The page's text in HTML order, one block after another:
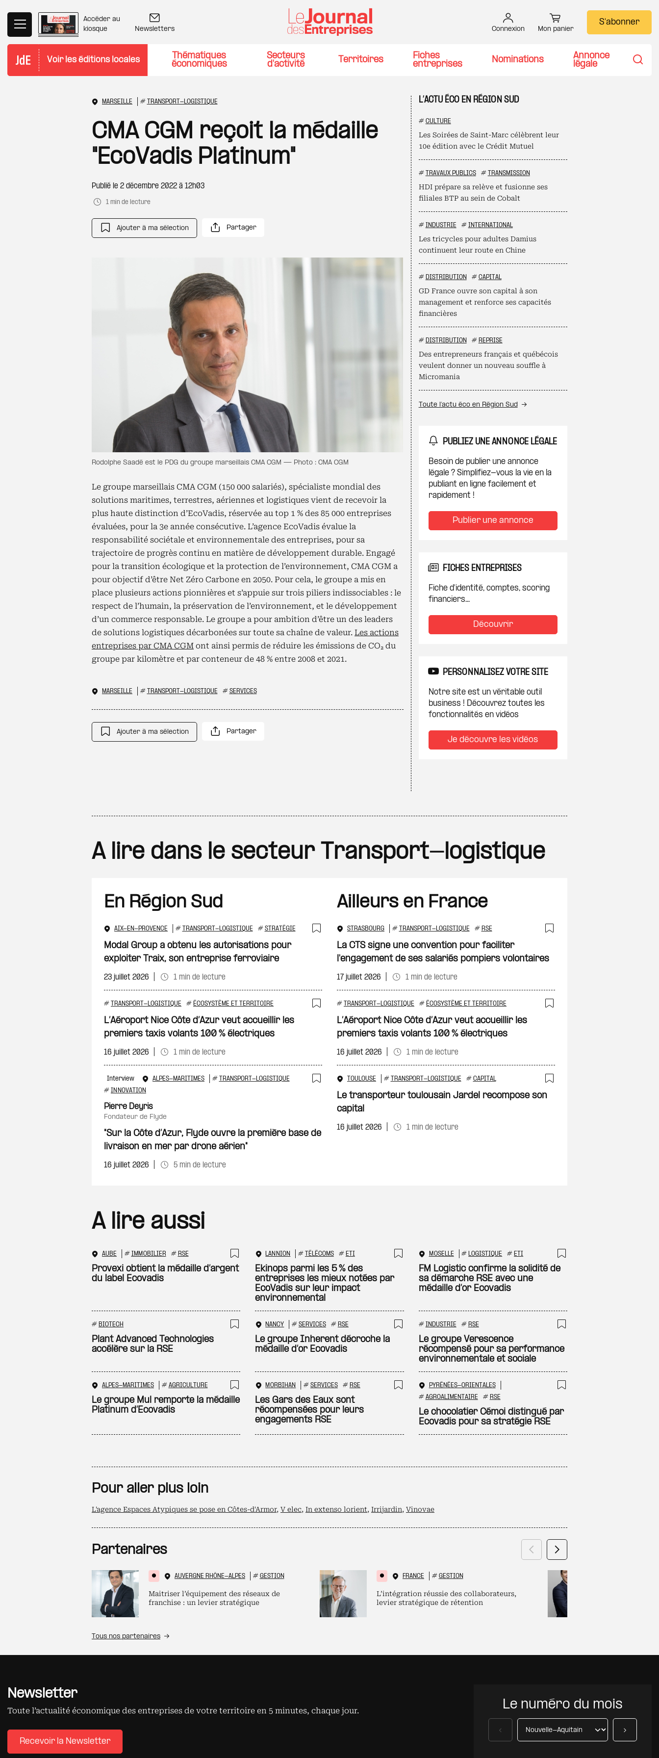
Accéder au
kiosque
Newsletters Connexion Mon panier
S'abonner
Voir les éditions locales
Thématiques
économiques
Secteurs
d'activité
Territoires
Fiches
entreprises
Nominations
Annonce
légale
MARSEILLE # TRANSPORT-LOGISTIQUE
CMA CGM reçoit la médaille
"EcoVadis Platinum"
Publié le 2 décembre 2022 à 12h03
1 min de lecture
Ajouter à ma sélection Partager
Rodolphe Saadé est le PDG du groupe marseillais CMA CGM — Photo : CMA CGM
Le groupe marseillais CMA CGM (150 000 salariés), spécialiste mondial des
solutions maritimes, terrestres, aériennes et logistiques vient de recevoir la
plus haute distinction d’EcoVadis, réservée au top 1 % des 85 000 entreprises
évaluées, pour la 3e année consécutive. L’agence EcoVadis évalue la
responsabilité sociétale et environnementale des entreprises, pour sa
trajectoire de progrès continu en matière de développement durable. Engagé
pour la transition écologique et la protection de l’environnement, CMA CGM a
pour objectif d’être Net Zéro Carbone en 2050. Pour cela, le groupe a mis en
place plusieurs actions pionnières et s’appuie sur trois piliers indissociables : le
respect de l’humain, la préservation de l’environnement, et le développement
d’un commerce responsable. Le groupe a pour ambition d’être un des leaders
de solutions logistiques décarbonées sur toute sa chaîne de valeur. Les actions
entreprises par CMA CGM ont ainsi permis de réduire les émissions de CO₂ du
groupe par kilomètre et par conteneur de 48 % entre 2008 et 2021.
MARSEILLE # TRANSPORT-LOGISTIQUE # SERVICES
Ajouter à ma sélection Partager
L’ACTU ÉCO EN RÉGION SUD
# CULTURE
Les Soirées de Saint-Marc célèbrent leur
10e édition avec le Crédit Mutuel
# TRAVAUX PUBLICS # TRANSMISSION
HDI prépare sa relève et fusionne ses
filiales BTP au sein de Cobalt
# INDUSTRIE # INTERNATIONAL
Les tricycles pour adultes Damius
continuent leur route en Chine
# DISTRIBUTION # CAPITAL
GD France ouvre son capital à son
management et renforce ses capacités
financières
# DISTRIBUTION # REPRISE
Des entrepreneurs français et québécois
veulent donner un nouveau souffle à
Micromania
Toute l’actu éco en Région Sud
PUBLIEZ UNE ANNONCE LÉGALE
Besoin de publier une annonce
légale ? Simplifiez-vous la vie en la
publiant en ligne facilement et
rapidement !
Publier une annonce
FICHES ENTREPRISES
Fiche d'identité, comptes, scoring
financiers...
Découvrir
PERSONNALISEZ VOTRE SITE
Notre site est un véritable outil
business ! Découvrez toutes les
fonctionnalités en vidéos
Je découvre les vidéos
A lire dans le secteur Transport-logistique
En Région Sud
AIX-EN-PROVENCE # TRANSPORT-LOGISTIQUE # STRATÉGIE
Ajouter à ma sélection
Modal Group a obtenu les autorisations pour
exploiter Traix, son entreprise ferroviaire
23 juillet 2026 1 min de lecture
# TRANSPORT-LOGISTIQUE # ÉCOSYSTÈME ET TERRITOIRE
Ajouter à ma sélection
L’Aéroport Nice Côte d’Azur veut accueillir les
premiers taxis volants 100 % électriques
16 juillet 2026 1 min de lecture
Interview ALPES-MARITIMES # TRANSPORT-LOGISTIQUE
# INNOVATION Ajouter à ma sélection
Pierre Deyris
fondateur de Flyde
"Sur la Côte d’Azur, Flyde ouvre la première base de
livraison en mer par drone aérien"
16 juillet 2026 5 min de lecture
Ailleurs en France
STRASBOURG # TRANSPORT-LOGISTIQUE # RSE
La CTS signe une convention pour faciliter
l'engagement de ses salariés pompiers volontaires
17 juillet 2026 1 min de lecture
# TRANSPORT-LOGISTIQUE # ÉCOSYSTÈME ET TERRITOIRE
L’Aéroport Nice Côte d’Azur veut accueillir les
premiers taxis volants 100 % électriques
16 juillet 2026 1 min de lecture
TOULOUSE # TRANSPORT-LOGISTIQUE # CAPITAL
Ajouter à ma
Le transporteur toulousain Jardel recompose son
capital
16 juillet 2026 1 min de lecture
A lire aussi
AUBE # IMMOBILIER # RSE
Ajouter à ma sélection
Provexi obtient la médaille d’argent
du label Ecovadis
LANNION # TÉLÉCOMS # ETI
Ajouter à ma sélection
Ekinops parmi les 5 % des
entreprises les mieux notées par
EcoVadis sur leur impact
environnemental
MOSELLE #LOGISTIQUE #ETI
Ajouter à ma
FM Logistic confirme la solidité de
sa démarche RSE avec une
médaille d’or Ecovadis
# BIOTECH
Ajouter à ma sélection
Plant Advanced Technologies
accélère sur la RSE
NANCY # SERVICES # RSE
Ajouter à ma sélection
Le groupe Inherent décroche la
médaille d’or Ecovadis
# INDUSTRIE # RSE
Le groupe Verescence
récompensé pour sa performance
environnementale et sociale
ALPES-MARITIMES # AGRICULTURE
Ajouter à ma sélection
Le groupe Mul remporte la médaille
Platinum d’Ecovadis
MORBIHAN # SERVICES # RSE
Ajouter à ma sélection
Les Gars des Eaux sont
récompensées pour leurs
engagements RSE
PYRÉNÉES-ORIENTALES
# AGROALIMENTAIRE # RSE
Le chocolatier Cémoi distingué par
Ecovadis pour sa stratégie RSE
Pour aller plus loin
L'agence Espaces Atypiques se pose en Côtes-d'Armor, V elec, In extenso lorient, Irrijardin, Vinovae
Partenaires
AUVERGNE RHÔNE-ALPES # GESTION
Maitriser l’équipement des réseaux de
franchise : un levier stratégique
FRANCE # GESTION
L’intégration réussie des collaborateurs,
levier stratégique de rétention
Précédent
Suivant
Tous nos partenaires
Newsletter
Toute l’actualité économique des entreprises de votre territoire en 5 minutes, chaque jour.
Recevoir la Newsletter
Le numéro du mois
Précédent Suivant